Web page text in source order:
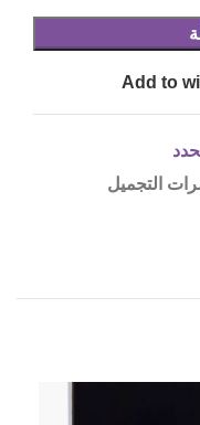
Add to
التجميل